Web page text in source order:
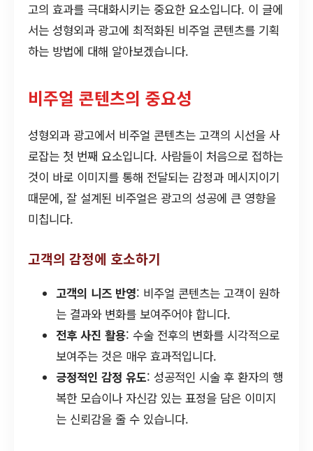
고의 효과를 극대화시키는 중요한 요소입니다. 이 글에
서는 성형외과 광고에 최적화된 비주얼 콘텐츠를 기획
하는 방법에 대해 알아보겠습니다.
비주얼 콘텐츠의 중요성
성형외과 광고에서 비주얼 콘텐츠는 고객의 시선을 사
로잡는 첫 번째 요소입니다. 사람들이 처음으로 접하는
것이 바로 이미지를 통해 전달되는 감정과 메시지이기
때문에, 잘 설계된 비주얼은 광고의 성공에 큰 영향을
미칩니다.
고객의 감정에 호소하기
고객의 니즈 반영: 비주얼 콘텐츠는 고객이 원하
는 결과와 변화를 보여주어야 합니다.
전후 사진 활용: 수술 전후의 변화를 시각적으로
보여주는 것은 매우 효과적입니다.
긍정적인 감정 유도: 성공적인 시술 후 환자의 행
복한 모습이나 자신감 있는 표정을 담은 이미지
는 신뢰감을 줄 수 있습니다.